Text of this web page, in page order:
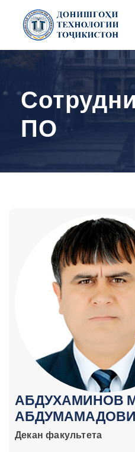
ПО
АБДУХАМИНОВ
Декан факультета